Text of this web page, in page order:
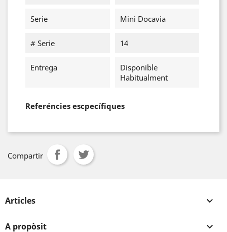
Serie Mini Docavia
# Serie 14
Entrega
Disponible
Habitualment
Referéncies escpecífiques
Compartir
Articles 
A propòsit 